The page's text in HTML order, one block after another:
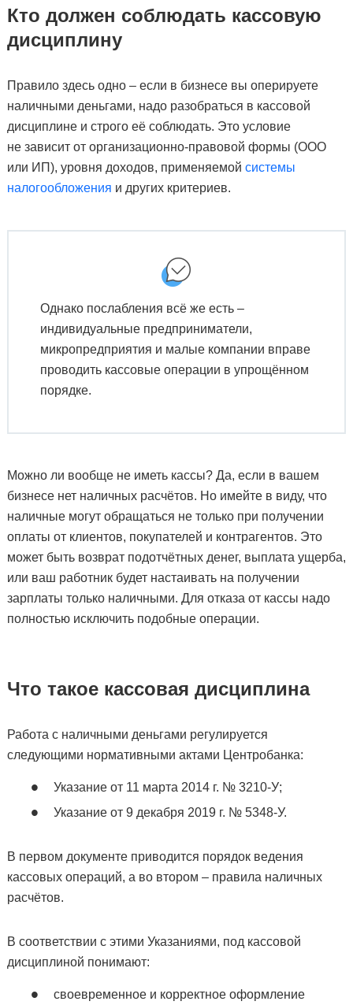
Кто должен соблюдать кассовую
дисциплину
Правило здесь одно – если в бизнесе вы оперируете
наличными деньгами, надо разобраться в кассовой
дисциплине и строго её соблюдать. Это условие
не зависит от организационно-правовой формы (ООО
или ИП), уровня доходов, применяемой системы
налогообложения и других критериев.
Однако послабления всё же есть –
индивидуальные предприниматели,
микропредприятия и малые компании вправе
проводить кассовые операции в упрощённом
порядке.
Можно ли вообще не иметь кассы? Да, если в вашем
бизнесе нет наличных расчётов. Но имейте в виду, что
наличные могут обращаться не только при получении
оплаты от клиентов, покупателей и контрагентов. Это
может быть возврат подотчётных денег, выплата ущерба,
или ваш работник будет настаивать на получении
зарплаты только наличными. Для отказа от кассы надо
полностью исключить подобные операции.
Что такое кассовая дисциплина
Работа с наличными деньгами регулируется
следующими нормативными актами Центробанка:
Указание от 11 марта 2014 г. № 3210-У;
Указание от 9 декабря 2019 г. № 5348-У.
В первом документе приводится порядок ведения
кассовых операций, а во втором – правила наличных
расчётов.
В соответствии с этими Указаниями, под кассовой
дисциплиной понимают:
своевременное и корректное оформление